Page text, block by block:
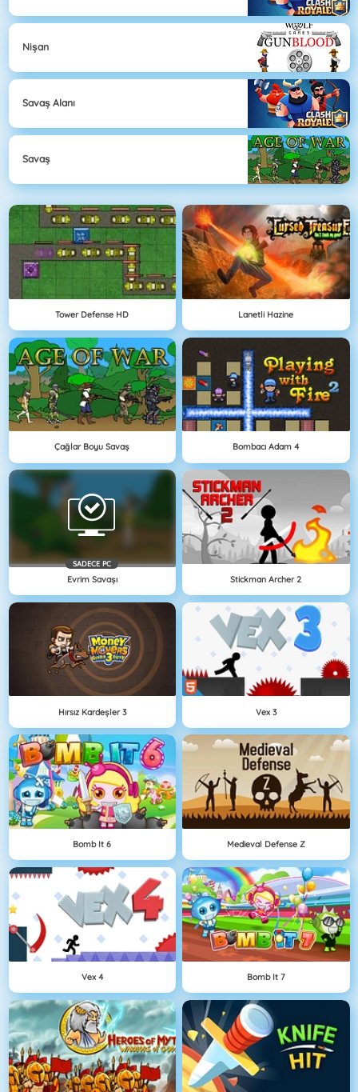
Nişan
Savaş Alanı
Savaş
Tower Defense HD Lanetli Hazine
Çağlar Boyu Savaş Bombacı Adam 4
SADECE PC
Evrim Savaşı Stickman Archer 2
Hırsız Kardeşler 3 Vex 3
Bomb It 6 Medieval Defense Z
Vex 4 Bomb It 7